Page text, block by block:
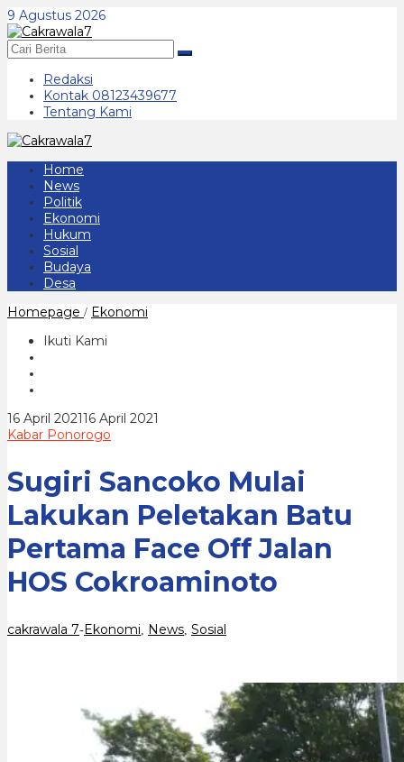
Lewati
ke
konten
9 Agustus 2026
Redaksi
Kontak 08123439677
Tentang Kami
Home
News
Politik
Ekonomi
Hukum
Sosial
Budaya
Desa
Homepage / Ekonomi
Face
Off
Cokroaminoto
Ikuti Kami
16 April 202116 April 2021
Kabar Ponorogo
Sugiri Sancoko Mulai
Lakukan Peletakan Batu
Pertama Face Off Jalan
HOS Cokroaminoto
cakrawala 7-Ekonomi News Sosial